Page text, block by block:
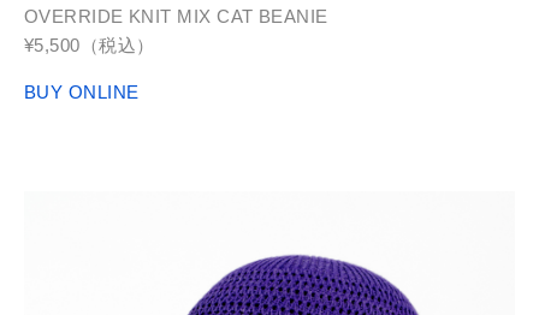
OVERRIDE KNIT MIX CAT BEANIE
¥5,500（税込）
BUY ONLINE